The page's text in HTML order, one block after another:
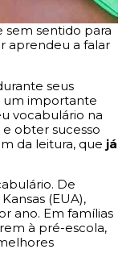
sem sentido para
aprendeu a falar
seus
um importante
vocabulário na
obter sucesso
da leitura, que já
De
(EUA),
ano. Em famílias
à pré-escola,